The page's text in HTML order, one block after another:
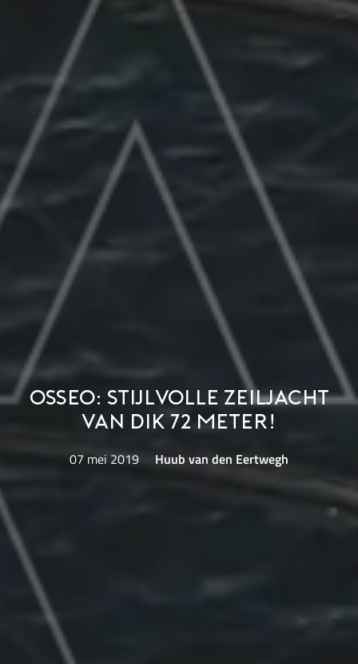
Osseo: stijlvolle zeiljacht
van dik 72 meter!
07 mei 2019 Huub van den Eertwegh